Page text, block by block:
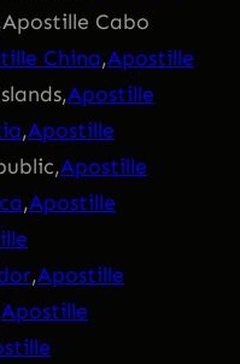
Cabo
China,Apostille
Apostille
,Apostille
Apostille
,Apostille
,Apostille
Apostille